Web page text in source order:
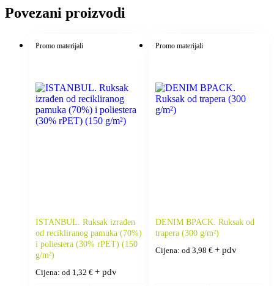
Povezani proizvodi
Promo materijali
ISTANBUL. Ruksak izrađen
od recikliranog pamuka (70%)
i poliestera (30% rPET) (150
g/m²)
Cijena: od 1,32 € + pdv
Promo materijali
DENIM BPACK. Ruksak od
trapera (300 g/m²)
Cijena: od 3,98 € + pdv